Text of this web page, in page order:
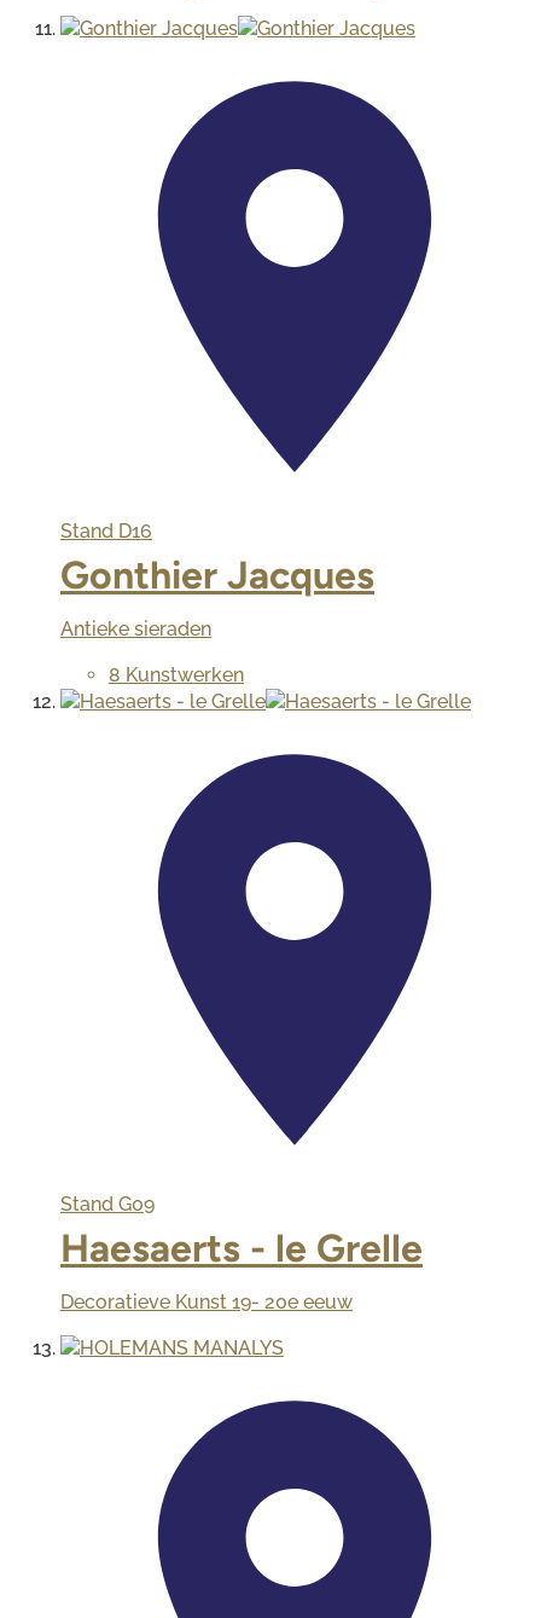
Stand D16
Gonthier Jacques
Antieke sieraden
8 Kunstwerken
Stand G09
Haesaerts - le Grelle
Decoratieve Kunst 19- 20e eeuw